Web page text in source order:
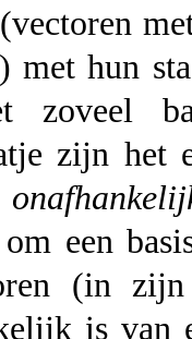
met hun
zijn het
een
(in
is